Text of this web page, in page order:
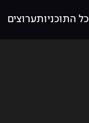
כל התוכניותערוצים